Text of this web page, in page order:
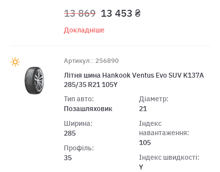
13 869 13 453 ₴
Докладніше
Артикул:: 256890
Лiтня шина Hankook Ventus Evo SUV K137A
285/35 R21 105Y
Тип авто:
Позашляховик
Ширина:
285
Профіль:
35
Діаметр:
21
Індекс
навантаження:
105
Індекс швидкості:
Y